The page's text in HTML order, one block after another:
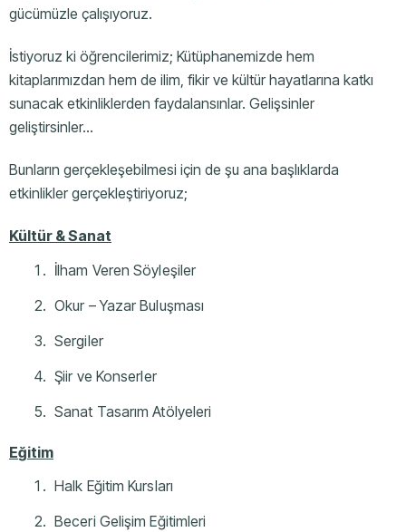
gücümüzle çalışıyoruz.
İstiyoruz ki öğrencilerimiz; Kütüphanemizde hem
kitaplarımızdan hem de ilim, fikir ve kültür hayatlarına katkı
sunacak etkinliklerden faydalansınlar. Gelişsinler
geliştirsinler…
Bunların gerçekleşebilmesi için de şu ana başlıklarda
etkinlikler gerçekleştiriyoruz;
Kültür & Sanat
İlham Veren Söyleşiler
Okur – Yazar Buluşması
Sergiler
Şiir ve Konserler
Sanat Tasarım Atölyeleri
Eğitim
Halk Eğitim Kursları
Beceri Gelişim Eğitimleri